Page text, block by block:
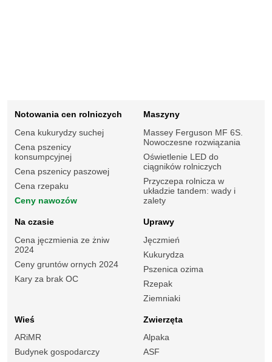
Notowania cen rolniczych
Cena kukurydzy suchej
Cena pszenicy
konsumpcyjnej
Cena pszenicy paszowej
Cena rzepaku
Ceny nawozów
Maszyny
Massey Ferguson MF 6S.
Nowoczesne rozwiązania
Oświetlenie LED do
ciągników rolniczych
Przyczepa rolnicza w
układzie tandem: wady i
zalety
Na czasie
Cena jęczmienia ze żniw
2024
Ceny gruntów ornych 2024
Kary za brak OC
Uprawy
Jęczmień
Kukurydza
Pszenica ozima
Rzepak
Ziemniaki
Wieś
ARiMR
Budynek gospodarczy
Zwierzęta
Alpaka
ASF